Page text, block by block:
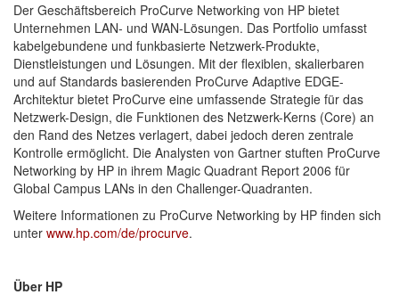
Der Geschäftsbereich ProCurve Networking von HP bietet
Unternehmen LAN- und WAN-Lösungen. Das Portfolio umfasst
kabelgebundene und funkbasierte Netzwerk-Produkte,
Dienstleistungen und Lösungen. Mit der flexiblen, skalierbaren
und auf Standards basierenden ProCurve Adaptive EDGE-
Architektur bietet ProCurve eine umfassende Strategie für das
Netzwerk-Design, die Funktionen des Netzwerk-Kerns (Core) an
den Rand des Netzes verlagert, dabei jedoch deren zentrale
Kontrolle ermöglicht. Die Analysten von Gartner stuften ProCurve
Networking by HP in ihrem Magic Quadrant Report 2006 für
Global Campus LANs in den Challenger-Quadranten.
Weitere Informationen zu ProCurve Networking by HP finden sich
unter www.hp.com/de/procurve.
Über HP